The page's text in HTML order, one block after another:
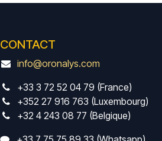
CONTACT
info@oronalys.com
+33 3 72 52 04 79 (France)
+352 27 916 763 (Luxembourg)
+32 4 243 08 77 (Belgique)